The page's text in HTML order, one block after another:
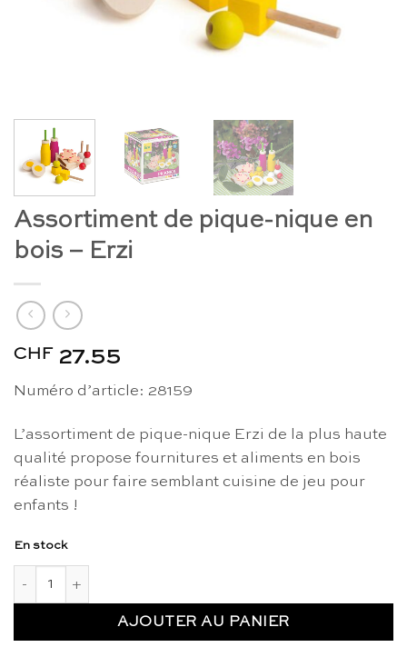
Assortiment de pique-nique en
bois – Erzi
CHF 27.55
Numéro d’article: 28159
L’assortiment de pique-nique Erzi de la plus haute
qualité propose fournitures et aliments en bois
réaliste pour faire semblant cuisine de jeu pour
enfants !
En stock
AJOUTER AU PANIER